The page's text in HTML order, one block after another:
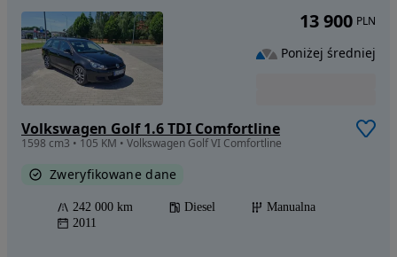
Volkswagen Golf 1.6 TDI Comfortline
1598 cm3 • 105 KM • Volkswagen Golf VI Comfortline
Zweryfikowane dane
242 000 km Diesel
Manualna
2011
13 900 PLN
Poniżej średniej